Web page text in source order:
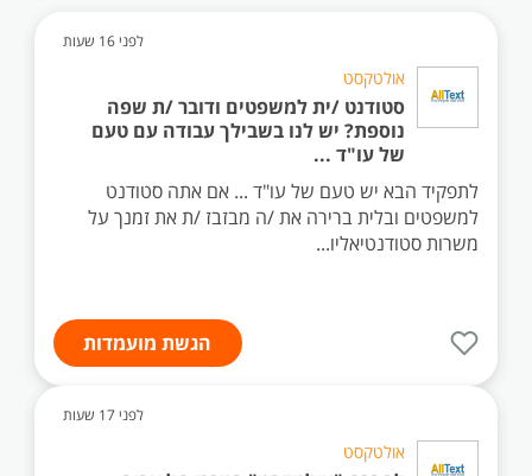
לפני 16 שעות
אולטקסט
סטודנט /ית למשפטים ודובר /ת שפה
נוספת? יש לנו בשבילך עבודה עם טעם
של עו"ד ...
לתפקיד הבא יש טעם של עו"ד ... אם אתה סטודנט
למשפטים ובלית ברירה את /ה מבזבז /ת את זמנך על
משרות סטודנטיאליו...
הגשת מועמדות
לפני 17 שעות
אולטקסט